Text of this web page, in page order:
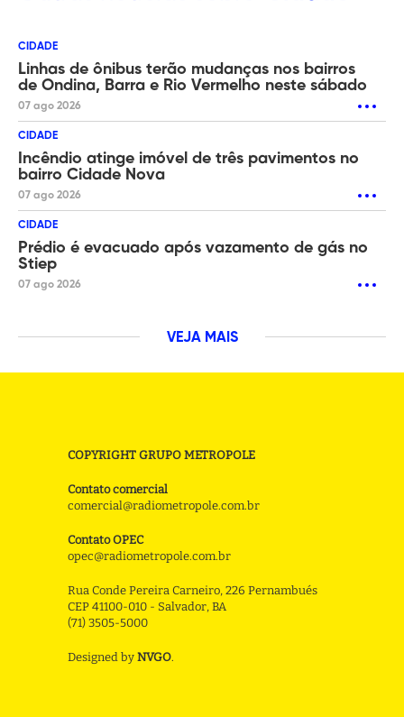
CIDADE
Linhas de ônibus terão mudanças nos bairros
de Ondina, Barra e Rio Vermelho neste sábado
07 ago 2026
CIDADE
Incêndio atinge imóvel de três pavimentos no
bairro Cidade Nova
07 ago 2026
CIDADE
Prédio é evacuado após vazamento de gás no
Stiep
07 ago 2026
VEJA MAIS
COPYRIGHT GRUPO METROPOLE
Contato comercial
comercial@radiometropole.com.br
Contato OPEC
opec@radiometropole.com.br
Rua Conde Pereira Carneiro, 226 Pernambués
CEP 41100-010 - Salvador, BA
(71) 3505-5000
Designed by NVGO.